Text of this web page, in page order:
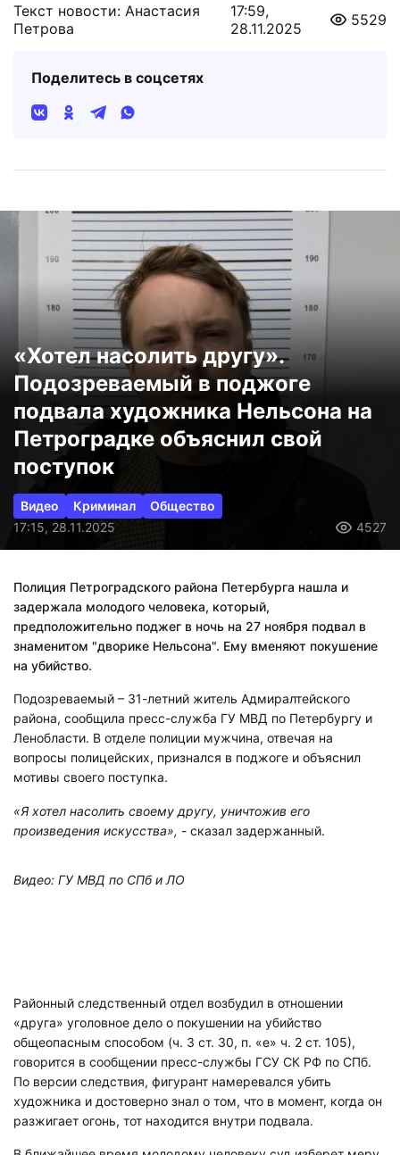
Текст новости: Анастасия
Петрова
17:59,
28.11.2025
5529
Поделитесь в соцсетях
«Хотел насолить другу».
Подозреваемый в поджоге
подвала художника Нельсона на
Петроградке объяснил свой
поступок
Видео Криминал
Общество
17:15, 28.11.2025
4527
Полиция Петроградского района Петербурга нашла и
задержала молодого человека, который,
предположительно поджег в ночь на 27 ноября подвал в
знаменитом "дворике Нельсона". Ему вменяют покушение
на убийство.
Подозреваемый – 31-летний житель Адмиралтейского
района, сообщила пресс-служба ГУ МВД по Петербургу и
Ленобласти. В отделе полиции мужчина, отвечая на
вопросы полицейских, признался в поджоге и объяснил
мотивы своего поступка.
«Я хотел насолить своему другу, уничтожив его
произведения искусства», - сказал задержанный.
Видео: ГУ МВД по СПб и ЛО
Районный следственный отдел возбудил в отношении
«друга» уголовное дело о покушении на убийство
общеопасным способом (ч. 3 ст. 30, п. «е» ч. 2 ст. 105),
говорится в сообщении пресс-службы ГСУ СК РФ по СПб.
По версии следствия, фигурант намеревался убить
художника и достоверно знал о том, что в момент, когда он
разжигает огонь, тот находится внутри подвала.